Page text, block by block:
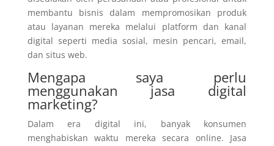
membantu bisnis dalam mempromosikan produk
atau layanan mereka melalui platform dan kanal
digital seperti media sosial, mesin pencari, email,
dan situs web.
Mengapa saya perlu
menggunakan jasa digital
marketing?
Dalam era digital ini, banyak konsumen
menghabiskan waktu mereka secara online. Jasa